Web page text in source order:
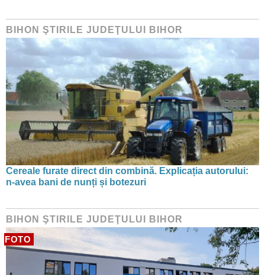
BIHON ŞTIRILE JUDEŢULUI BIHOR
Cereale furate direct din combină. Explicația autorului:
n-avea bani de nunți și botezuri
BIHON ŞTIRILE JUDEŢULUI BIHOR
FOTO